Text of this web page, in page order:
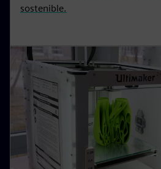
sostenible.